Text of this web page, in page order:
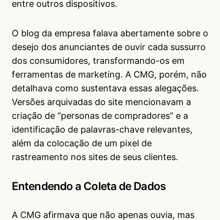
entre outros dispositivos.
O blog da empresa falava abertamente sobre o
desejo dos anunciantes de ouvir cada sussurro
dos consumidores, transformando-os em
ferramentas de marketing. A CMG, porém, não
detalhava como sustentava essas alegações.
Versões arquivadas do site mencionavam a
criação de “personas de compradores” e a
identificação de palavras-chave relevantes,
além da colocação de um pixel de
rastreamento nos sites de seus clientes.
Entendendo a Coleta de Dados
A CMG afirmava que não apenas ouvia, mas